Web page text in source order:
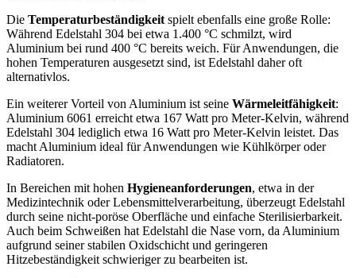
Die Temperaturbeständigkeit spielt ebenfalls eine große Rolle:
Während Edelstahl 304 bei etwa 1.400 °C schmilzt, wird
Aluminium bei rund 400 °C bereits weich. Für Anwendungen, die
hohen Temperaturen ausgesetzt sind, ist Edelstahl daher oft
alternativlos.
Ein weiterer Vorteil von Aluminium ist seine Wärmeleitfähigkeit:
Aluminium 6061 erreicht etwa 167 Watt pro Meter-Kelvin, während
Edelstahl 304 lediglich etwa 16 Watt pro Meter-Kelvin leistet. Das
macht Aluminium ideal für Anwendungen wie Kühlkörper oder
Radiatoren.
In Bereichen mit hohen Hygieneanforderungen, etwa in der
Medizintechnik oder Lebensmittelverarbeitung, überzeugt Edelstahl
durch seine nicht-poröse Oberfläche und einfache Sterilisierbarkeit.
Auch beim Schweißen hat Edelstahl die Nase vorn, da Aluminium
aufgrund seiner stabilen Oxidschicht und geringeren
Hitzebeständigkeit schwieriger zu bearbeiten ist.